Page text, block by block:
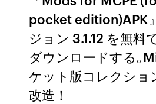
pocket edition)APK
ジョン 3.1.12 を無料
ダウンロードする｡
ケット版コレクショ
改造！